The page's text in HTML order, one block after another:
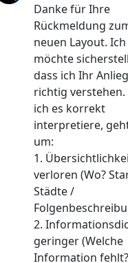
Danke für Ihre
Rückmeldung
neuen Layout. Ich
möchte
dass ich Ihr
richtig verstehen.
ich es korrekt
interpretiere,
um:
1.
verloren (Wo?
Städte /
2.
geringer (Welche
Information